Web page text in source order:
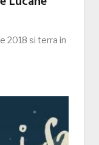
2018 si terra in